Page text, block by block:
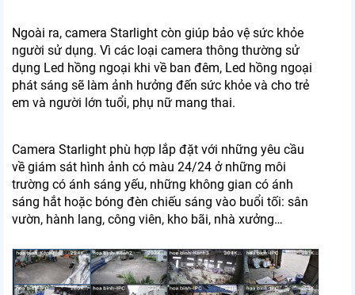
Ngoài ra, camera Starlight còn giúp bảo vệ sức khỏe
người sử dụng. Vì các loại camera thông thường sử
dụng Led hồng ngoại khi về ban đêm, Led hồng ngoại
phát sáng sẽ làm ảnh hưởng đến sức khỏe và cho trẻ
em và người lớn tuổi, phụ nữ mang thai.
Camera Starlight phù hợp lắp đặt với những yêu cầu
về giám sát hình ảnh có màu 24/24 ở những môi
trường có ánh sáng yếu, những không gian có ánh
sáng hắt hoặc bóng đèn chiếu sáng vào buổi tối: sân
vườn, hành lang, công viên, kho bãi, nhà xưởng…